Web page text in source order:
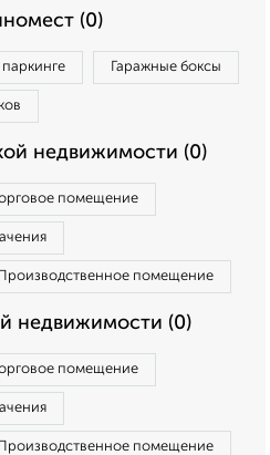
(0)
Гаражные боксы
недвижимости (0)
помещение
Производственное помещение
недвижимости (0)
помещение
Производственное помещение